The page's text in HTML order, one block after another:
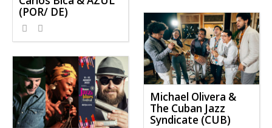
(POR/ DE)
Michael Olivera &
The Cuban Jazz
Syndicate (CUB)